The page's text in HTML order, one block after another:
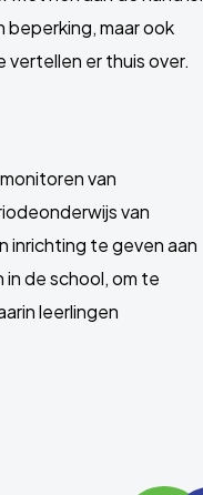
maar ook
vertellen er thuis over.
van
van
inrichting te geven aan
in de school, om te
leerlingen